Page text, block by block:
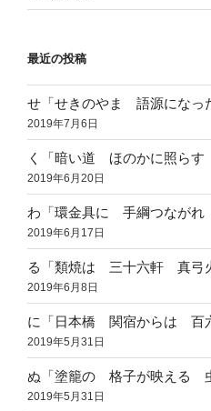
最近の投稿
せ「せきのやま 語源になっ
2019年7月6日
く「暗い道 ほのかに照らす
2019年6月20日
わ「環金具に 手綱つながれ
2019年6月17日
る「類焼は 三十六軒 真弓
2019年6月8日
に「日本橋 関宿からは 百
2019年5月31日
ぬ「塗籠の 格子が映える
2019年5月31日